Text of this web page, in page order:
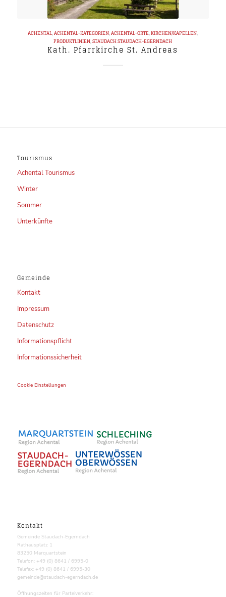
ACHENTAL,ACHENTAL-KATEGORIEN,ACHENTAL-ORTE,KIRCHEN/KAPELLEN,
PRODUKTLINIEN,STAUDACHSTAUDACH-EGERNDACH
Kath. Pfarrkirche St. Andreas
Tourismus
Achental Tourismus
Winter
Sommer
Unterkünfte
Gemeinde
Kontakt
Impressum
Datenschutz
Informationspflicht
Informationssicherheit
Cookie Einstellungen
Kontakt
Gemeinde Staudach-Egerndach
Rathausplatz 1
83250 Marquartstein
Telefon: +49 (0) 8641 / 6995-0
Telefax: +49 (0) 8641 / 6995-30
gemeinde@staudach-egerndach.de
Öffnungszeiten für Parteiverkehr: